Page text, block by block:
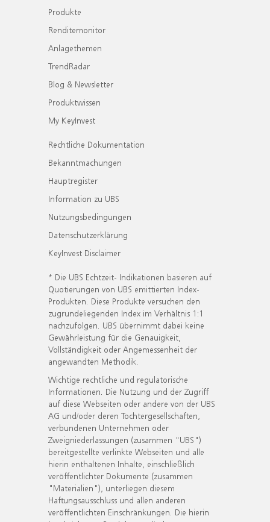
Produkte
Renditemonitor
Anlagethemen
TrendRadar
Blog & Newsletter
Produktwissen
My KeyInvest
Rechtliche Dokumentation
Bekanntmachungen
Hauptregister
Information zu UBS
Nutzungsbedingungen
Datenschutzerklärung
KeyInvest Disclaimer
* Die UBS Echtzeit- Indikationen basieren auf
Quotierungen von UBS emittierten Index-
Produkten. Diese Produkte versuchen den
zugrundeliegenden Index im Verhältnis 1:1
nachzufolgen. UBS übernimmt dabei keine
Gewährleistung für die Genauigkeit,
Vollständigkeit oder Angemessenheit der
angewandten Methodik.
Wichtige rechtliche und regulatorische
Informationen. Die Nutzung und der Zugriff
auf diese Webseiten oder andere von der UBS
AG und/oder deren Tochtergesellschaften,
verbundenen Unternehmen oder
Zweigniederlassungen (zusammen "UBS")
bereitgestellte verlinkte Webseiten und alle
hierin enthaltenen Inhalte, einschließlich
veröffentlichter Dokumente (zusammen
"Materialien"), unterliegen diesem
Haftungsausschluss und allen anderen
veröffentlichten Einschränkungen. Die hierin